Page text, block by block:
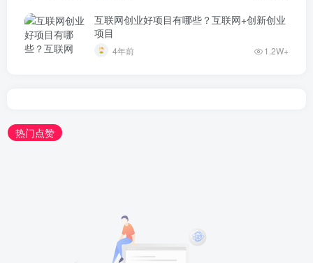
互联网创业好项目有哪些？互联网+创新创业
项目
4年前 1.2W+
热门点赞